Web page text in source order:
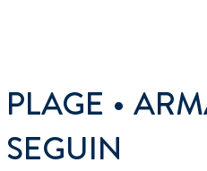
PLAGE •
SEGUIN